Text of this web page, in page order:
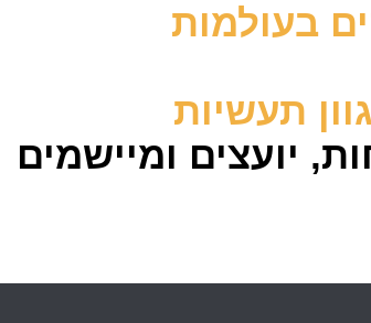
בעולמות
תעשיות
יועצים ומיישמים